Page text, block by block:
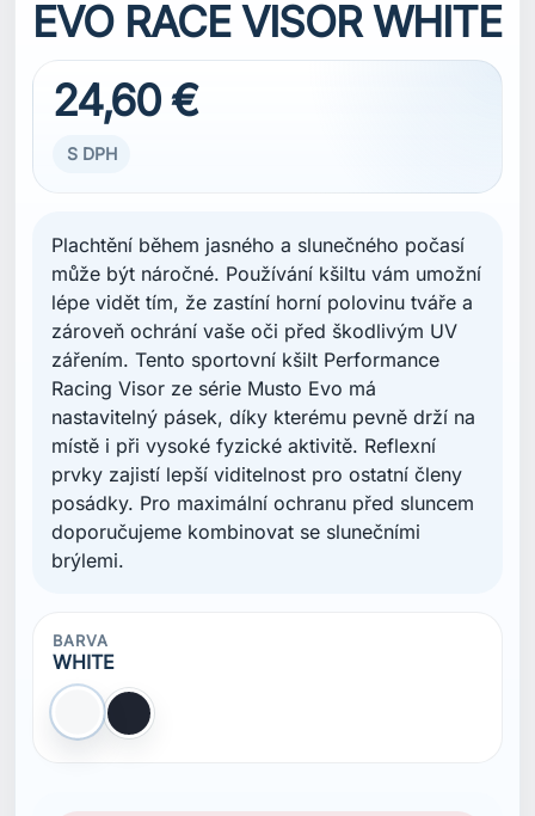
EVO RACE VISOR WHITE
24,60 €
S DPH
Plachtění během jasného a slunečného počasí
může být náročné. Používání kšiltu vám umožní
lépe vidět tím, že zastíní horní polovinu tváře a
zároveň ochrání vaše oči před škodlivým UV
zářením. Tento sportovní kšilt Performance
Racing Visor ze série Musto Evo má
nastavitelný pásek, díky kterému pevně drží na
místě i při vysoké fyzické aktivitě. Reflexní
prvky zajistí lepší viditelnost pro ostatní členy
posádky. Pro maximální ochranu před sluncem
doporučujeme kombinovat se slunečními
brýlemi.
BARVA
WHITE
WHITE BLACK